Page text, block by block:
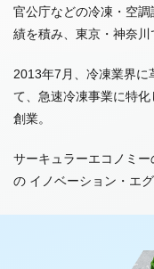
官公庁などの冷凍・空
績を積み、東京・神奈川
2013年7月、冷凍業界に
て、急速冷凍事業に特
創業。
サーキュラーエコノミ
の イノベーション・エ